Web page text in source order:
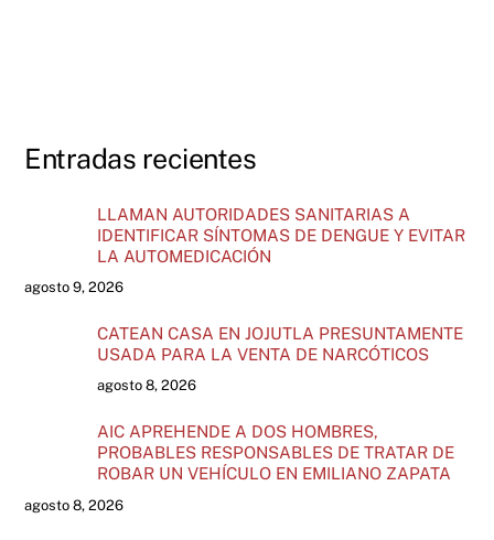
Entradas recientes
LLAMAN AUTORIDADES SANITARIAS A
IDENTIFICAR SÍNTOMAS DE DENGUE Y EVITAR
LA AUTOMEDICACIÓN
agosto 9, 2026
CATEAN CASA EN JOJUTLA PRESUNTAMENTE
USADA PARA LA VENTA DE NARCÓTICOS
agosto 8, 2026
AIC APREHENDE A DOS HOMBRES,
PROBABLES RESPONSABLES DE TRATAR DE
ROBAR UN VEHÍCULO EN EMILIANO ZAPATA
agosto 8, 2026